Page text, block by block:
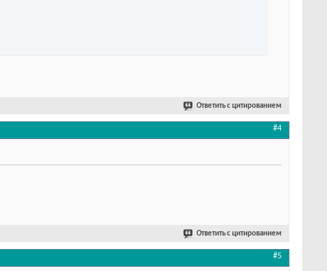
Ответить с цитированием
#4
Ответить с цитированием
#5